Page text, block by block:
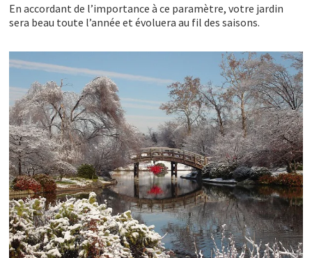
En accordant de l’importance à ce paramètre, votre jardin
sera beau toute l’année et évoluera au fil des saisons.